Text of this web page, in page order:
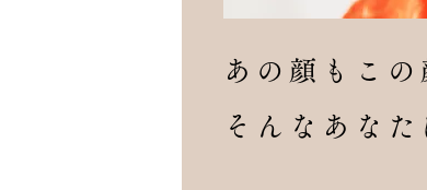
あの顔もこ
そんなあなた